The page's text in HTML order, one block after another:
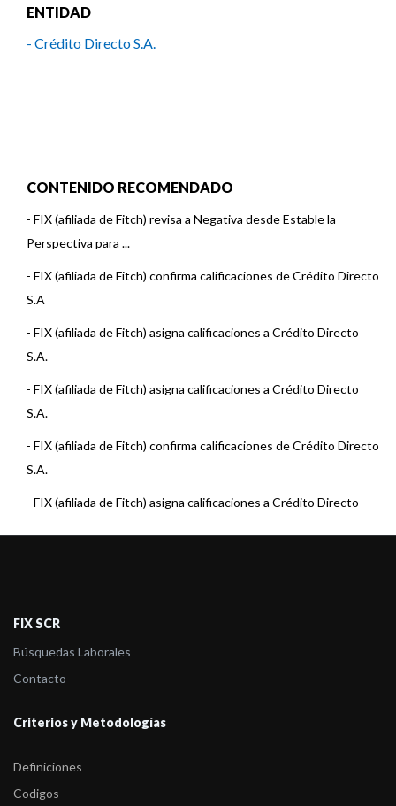
ENTIDAD
- Crédito Directo S.A.
CONTENIDO RECOMENDADO
- FIX (afiliada de Fitch) revisa a Negativa desde Estable la
Perspectiva para ...
- FIX (afiliada de Fitch) confirma calificaciones de Crédito Directo
S.A
- FIX (afiliada de Fitch) asigna calificaciones a Crédito Directo
S.A.
- FIX (afiliada de Fitch) asigna calificaciones a Crédito Directo
S.A.
- FIX (afiliada de Fitch) confirma calificaciones de Crédito Directo
S.A.
- FIX (afiliada de Fitch) asigna calificaciones a Crédito Directo
- FIX (afiliada de Fitch) asigna calificaciones a Sistemas
FIX (afiliada de Fitch) asigna calificaciones a Crédito Directo
-FIX (afiliada de Fitch) asigna calificaciones a Crédito Directo
FIX SCR
Búsquedas Laborales
Contacto
Criterios y Metodologías
Definiciones
Codigos